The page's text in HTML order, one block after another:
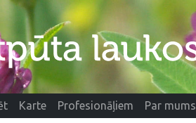
Karte Profesionāļiem Par mums